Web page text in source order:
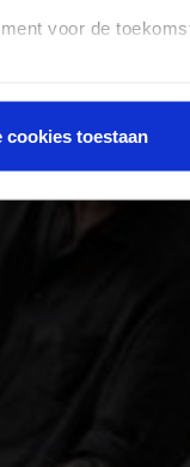
voor de
cookies toestaan